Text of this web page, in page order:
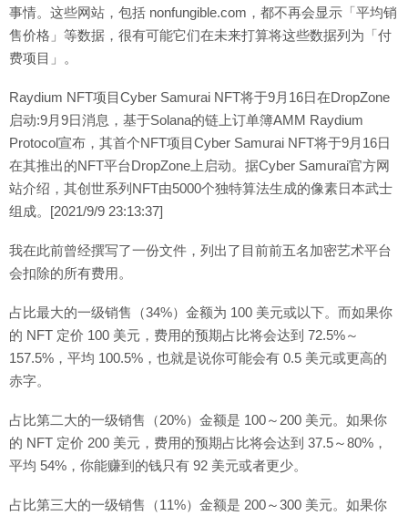
事情。这些网站，包括 nonfungible.com，都不再会显示「平均销
售价格」等数据，很有可能它们在未来打算将这些数据列为「付
费项目」。
Raydium NFT项目Cyber Samurai NFT将于9月16日在DropZone
启动:9月9日消息，基于Solana的链上订单簿AMM Raydium
Protocol宣布，其首个NFT项目Cyber Samurai NFT将于9月16日
在其推出的NFT平台DropZone上启动。据Cyber Samurai官方网
站介绍，其创世系列NFT由5000个独特算法生成的像素日本武士
组成。[2021/9/9 23:13:37]
我在此前曾经撰写了一份文件，列出了目前前五名加密艺术平台
会扣除的所有费用。
占比最大的一级销售（34%）金额为 100 美元或以下。而如果你
的 NFT 定价 100 美元，费用的预期占比将会达到 72.5%～
157.5%，平均 100.5%，也就是说你可能会有 0.5 美元或更高的
赤字。
占比第二大的一级销售（20%）金额是 100～200 美元。如果你
的 NFT 定价 200 美元，费用的预期占比将会达到 37.5～80%，
平均 54%，你能赚到的钱只有 92 美元或者更少。
占比第三大的一级销售（11%）金额是 200～300 美元。如果你